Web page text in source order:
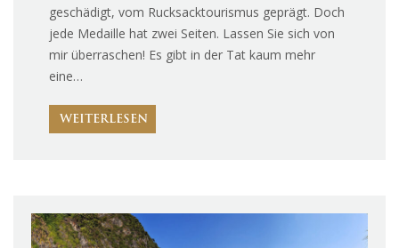
geschädigt, vom Rucksacktourismus geprägt. Doch
jede Medaille hat zwei Seiten. Lassen Sie sich von
mir überraschen! Es gibt in der Tat kaum mehr
eine…
WEITERLESEN